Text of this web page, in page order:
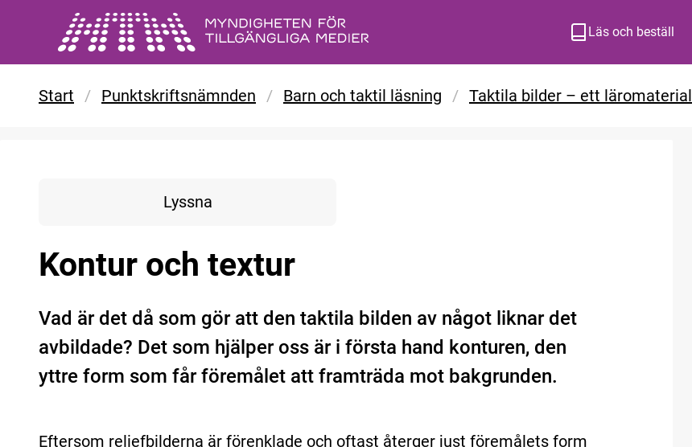
Gå till huvudinnehåll
Läs och beställ
Start / Punktskriftsnämnden / Barn och taktil läsning / Taktila bilder – ett läromaterial
Lyssna
Kontur och textur
Vad är det då som gör att den taktila bilden av något liknar det
avbildade? Det som hjälper oss är i första hand konturen, den
yttre form som får föremålet att framträda mot bakgrunden.
Eftersom reliefbilderna är förenklade och oftast återger just föremålets form